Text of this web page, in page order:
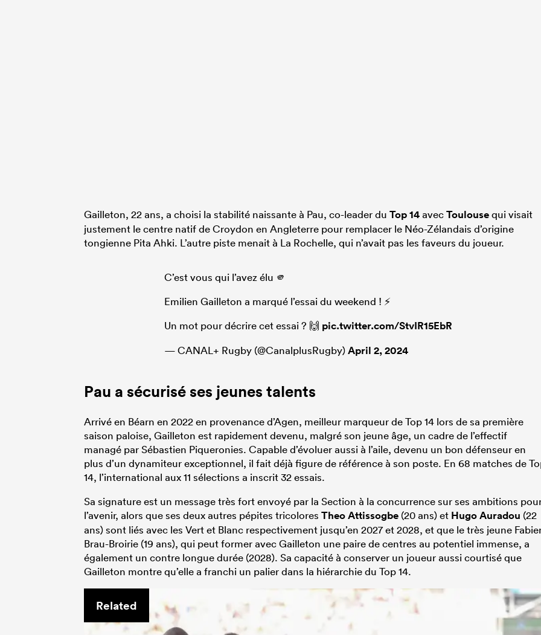
Gailleton, 22 ans, a choisi la stabilité naissante à Pau, co-leader du Top 14avecToulousequi visait
justement le centre natif de Croydon en Angleterre pour remplacer le Néo-Zélandais d’origine
tongienne Pita Ahki. L’autre piste menait à La Rochelle, qui n’avait pas les faveurs du joueur.
C’est vous qui l’avez élu 🫵
Emilien Gailleton a marqué l’essai du weekend ! ⚡️
Un mot pour décrire cet essai ? 🙌 pic.twitter.com/StvIR15EbR
— CANAL+ Rugby (@CanalplusRugby)April 2, 2024
Pau a sécurisé ses jeunes talents
Arrivé en Béarn en 2022 en provenance d’Agen, meilleur marqueur de Top 14 lors de sa première
saison paloise, Gailleton est rapidement devenu, malgré son jeune âge, un cadre de l’effectif
managé par Sébastien Piqueronies. Capable d’évoluer aussi à l’aile, devenu un bon défenseur en
plus d’un dynamiteur exceptionnel, il fait déjà figure de référence à son poste. En 68 matches de
14, l’international aux 11 sélections a inscrit 32 essais.
Sa signature est un message très fort envoyé par la Section à la concurrence sur ses ambitions
l’avenir, alors que ses deux autres pépites tricolores Theo Attissogbe (20 ans) et Hugo Auradou (22
ans) sont liés avec les Vert et Blanc respectivement jusqu’en 2027 et 2028, et que le très jeune
Brau-Broirie (19 ans), qui peut former avec Gailleton une paire de centres au potentiel immense, a
également un contre longue durée (2028). Sa capacité à conserver un joueur aussi courtisé que
Gailleton montre qu’elle a franchi un palier dans la hiérarchie du Top 14.
Related